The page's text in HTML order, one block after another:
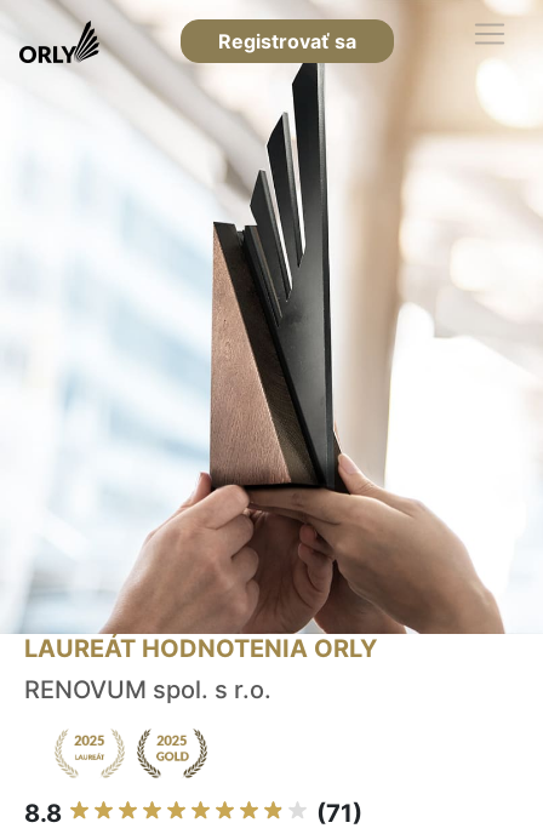
Registrovať sa
LAUREÁT HODNOTENIA ORLY
RENOVUM spol. s r.o.
8.8 (71)